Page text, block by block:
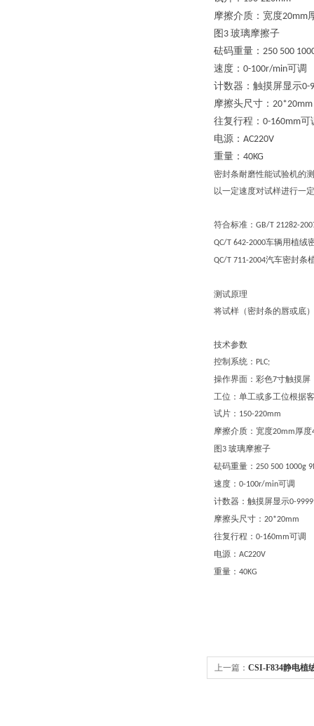
摩擦介质：宽度20mm
图 3 玻璃摩擦子
砝码重量： 250 500
速度： 0-100r/min可调
计数器 ： 触摸屏显示0-
摩擦头尺寸： 20*20mm
往复行程： 0-160mm可
电源： AC220V
重量： 40KG
密封条耐磨性能试验机的
以一定速度对试样进行一
符合标准： GB/T 21282-
QC/T 642-2000车辆用植绒
QC/T 711-2004汽车密封条
测试原理
将试样（密封条的唇或底
技术参数
控制系统： PLC;
操作界面：彩色7寸触摸屏
工位：单工或多工位根据
试片： 150-220mm
摩擦介质：宽度20mm厚度
图3 玻璃摩擦子
砝码重量： 250 500 1000g
速度： 0-100r/min可调
计数器 ： 触摸屏显示0-
摩擦头尺寸： 20*20mm
往复行程： 0-160mm可调
电源： AC220V
重量： 40KG
上一篇： CSI-F834静电植